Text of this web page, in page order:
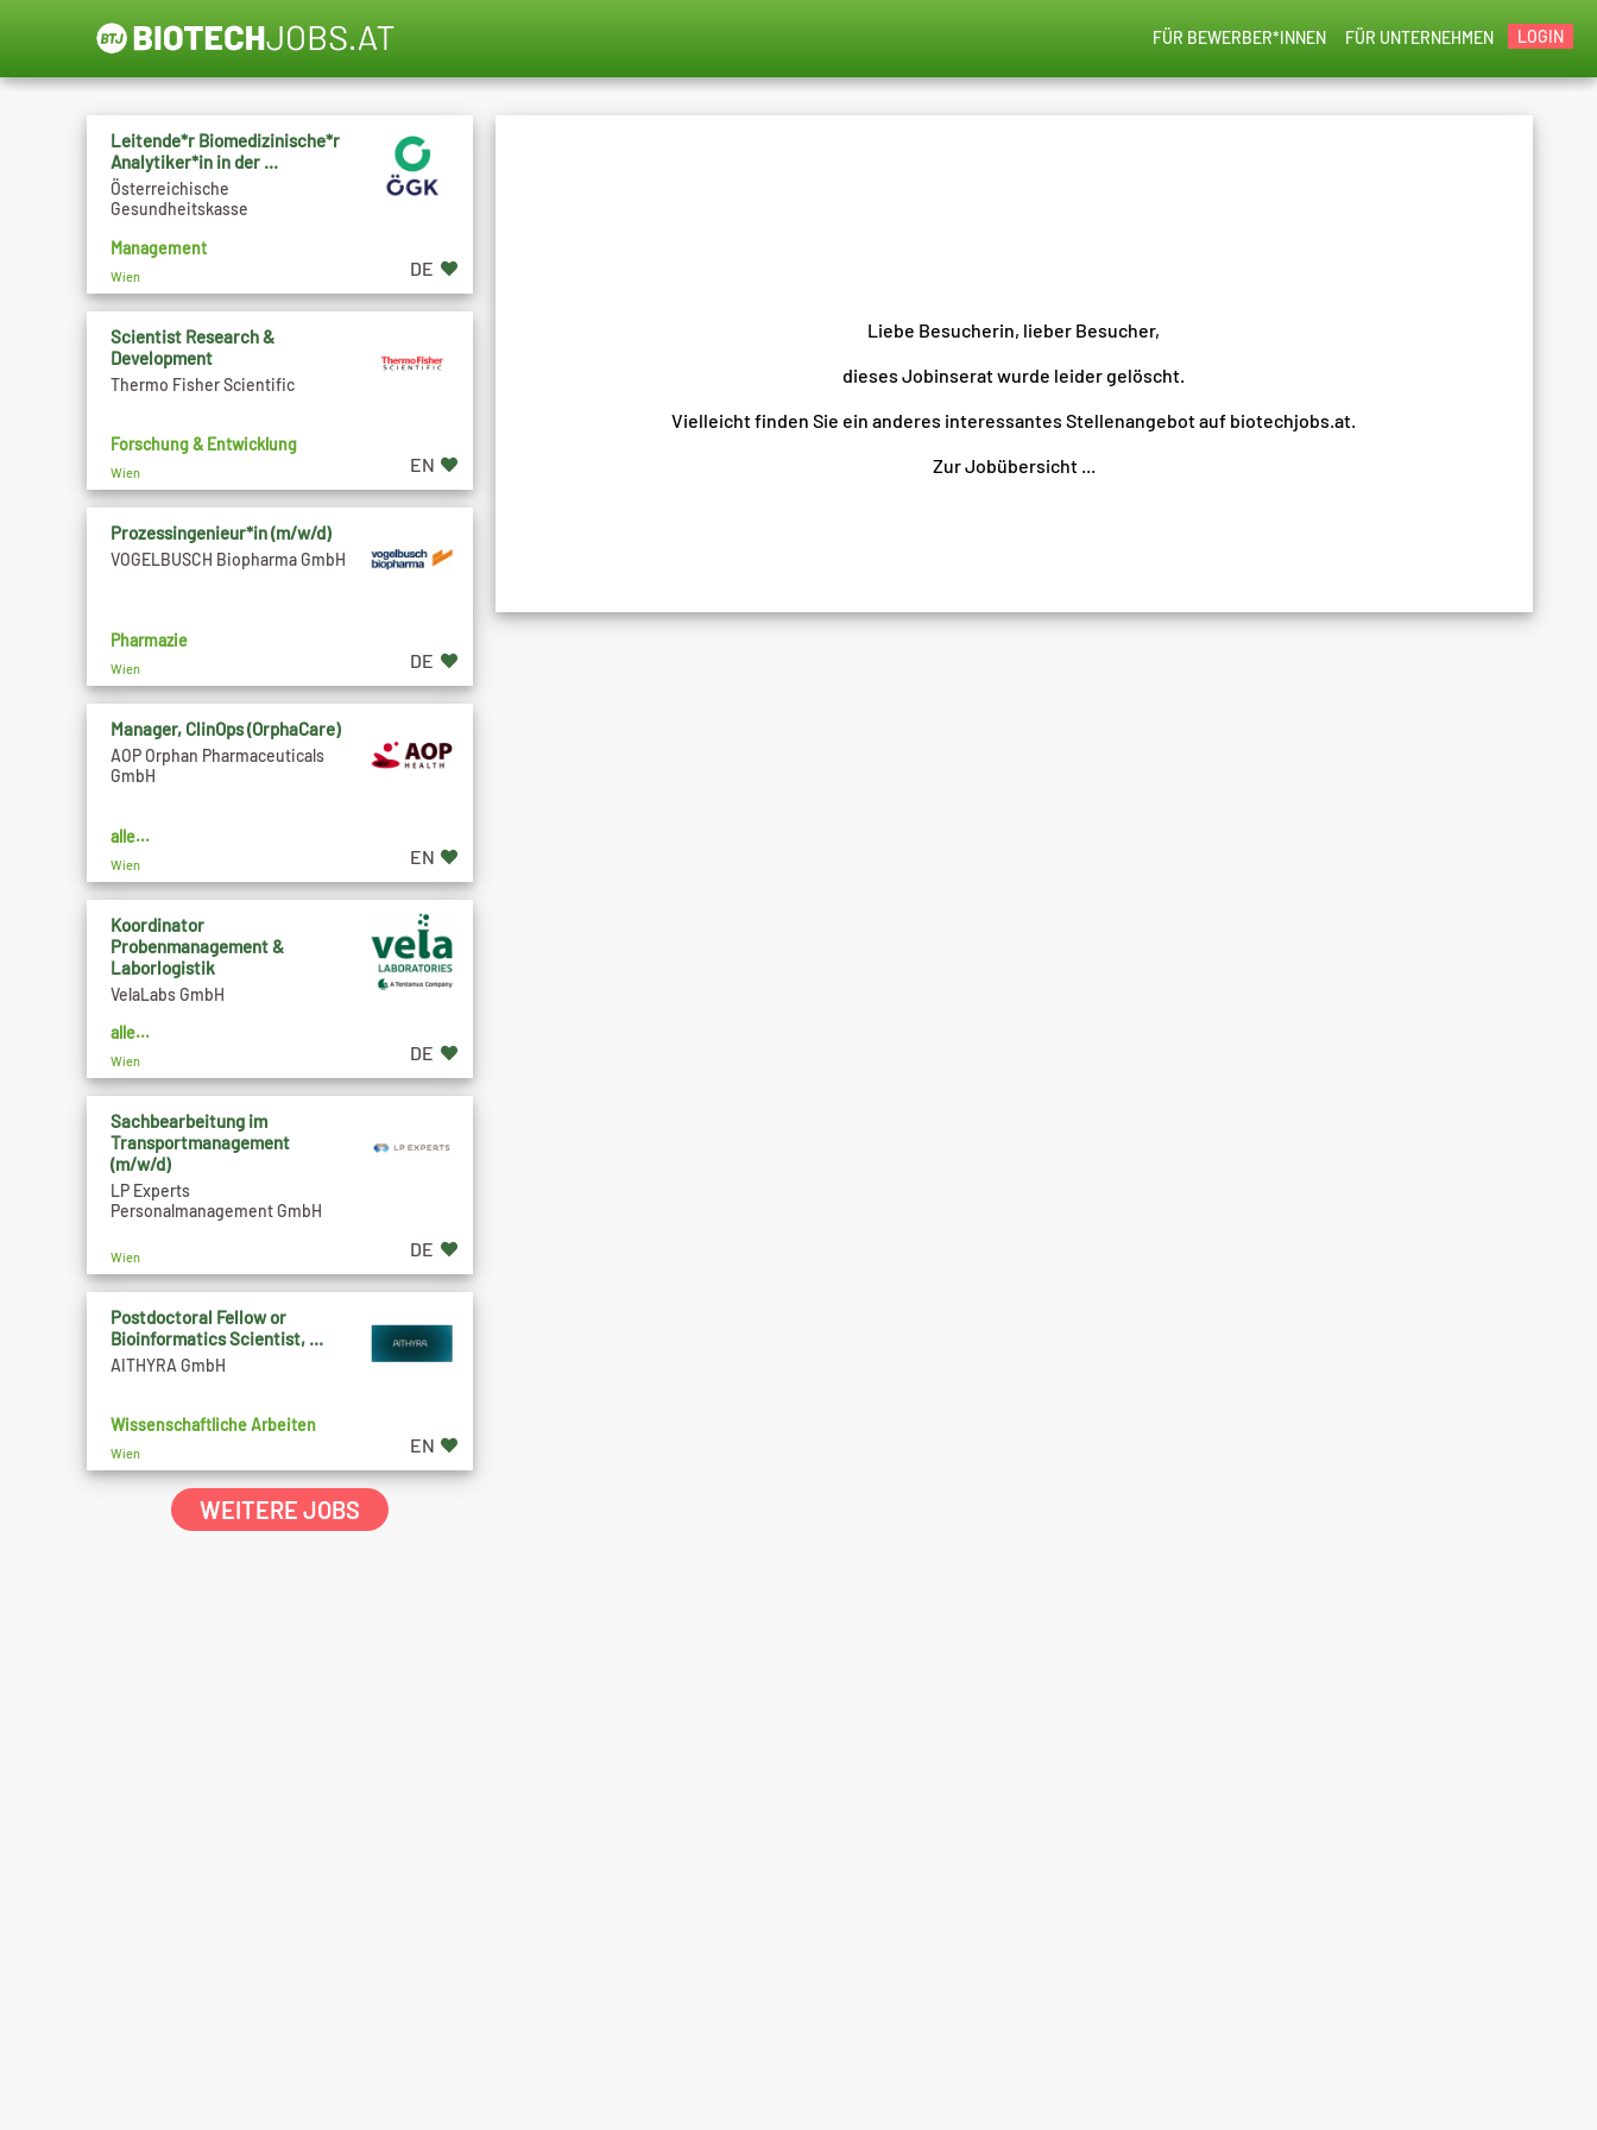
LOGIN
FÜR UNTERNEHMEN
FÜR BEWERBER*INNEN
Liebe Besucherin, lieber Besucher,
dieses Jobinserat wurde leider gelöscht.
Vielleicht finden Sie ein anderes interessantes Stellenangebot auf biotechjobs.at.
Zur Jobübersicht ...
Leitende*r Biomedizinische*r
Analytiker*in in der ...
Österreichische
Gesundheitskasse
Management
Wien DE
Scientist Research &
Development
Thermo Fisher Scientific
Forschung & Entwicklung
Wien EN
Prozessingenieur*in (m/w/d)
VOGELBUSCH Biopharma GmbH
Pharmazie
Wien DE
Manager, ClinOps (OrphaCare)
AOP Orphan Pharmaceuticals
GmbH
alle...
Wien EN
Koordinator
Probenmanagement &
Laborlogistik
VelaLabs GmbH
alle...
Wien DE
Sachbearbeitung im
Transportmanagement
(m/w/d)
LP Experts
Personalmanagement GmbH
Wien DE
Postdoctoral Fellow or
Bioinformatics Scientist, ...
AITHYRA GmbH
Wissenschaftliche Arbeiten
Wien EN
WEITERE JOBS